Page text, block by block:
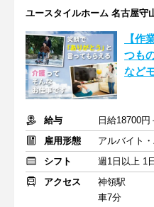
ユースタイルホーム 名古屋守
【作
つも
など
給与
日給18700
雇用形態
アルバイト
シフト
週1日以上 1
アクセス
神領駅
車7分